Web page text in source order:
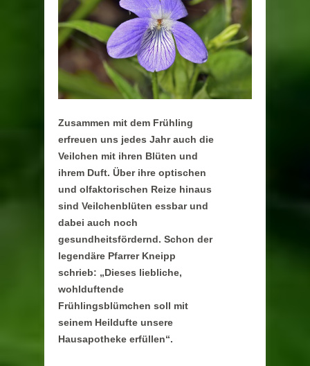
Zusammen mit dem Frühling
erfreuen uns jedes Jahr auch die
Veilchen mit ihren Blüten und
ihrem Duft. Über ihre optischen
und olfaktorischen Reize hinaus
sind Veilchenblüten essbar und
dabei auch noch
gesundheitsfördernd. Schon der
legendäre Pfarrer Kneipp
schrieb: „Dieses liebliche,
wohlduftende
Frühlingsblümchen soll mit
seinem Heildufte unsere
Hausapotheke erfüllen“.